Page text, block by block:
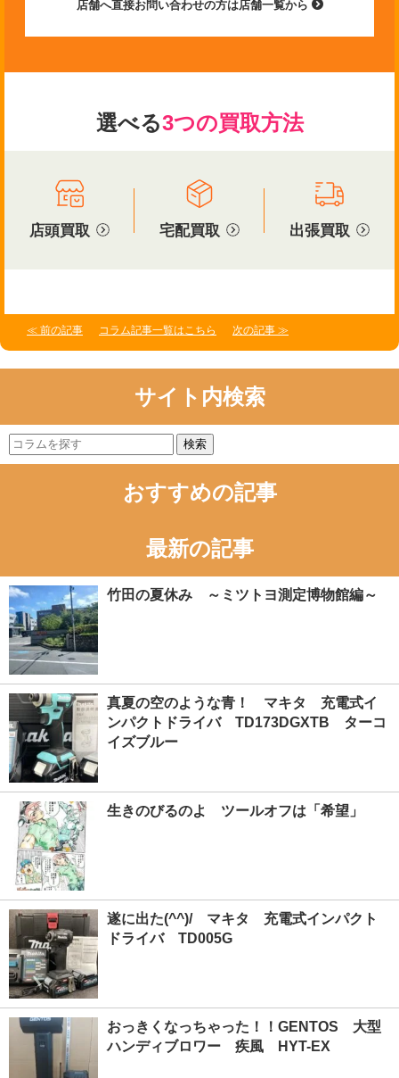
サイト内検索
検索
おすすめの記事
最新の記事
竹田の夏休み ～ミツトヨ測定博物館編～
真夏の空のような青！ マキタ 充電式イ
ンパクトドライバ TD173DGXTB ターコ
イズブルー
生きのびるのよ ツールオフは「希望」
遂に出た(^^)/ マキタ 充電式インパクト
ドライバ TD005G
おっきくなっちゃった！！GENTOS 大型
ハンディブロワー 疾風 HYT-EX
店舗へ直接お問い合わせの方は店舗一覧から
選べる3つの買取方法
店頭買取 宅配買取 出張買取
≪ 前の記事 コラム記事一覧はこちら 次の記事 ≫